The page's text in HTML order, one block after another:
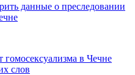
данные о преследовании
в Чечне
слов